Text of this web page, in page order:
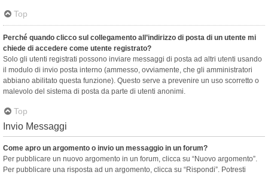
Top
Perché quando clicco sul collegamento all’indirizzo di posta di un utente mi
chiede di accedere come utente registrato?
Solo gli utenti registrati possono inviare messaggi di posta ad altri utenti usando
il modulo di invio posta interno (ammesso, ovviamente, che gli amministratori
abbiano abilitato questa funzione). Questo serve a prevenire un uso scorretto o
malevolo del sistema di posta da parte di utenti anonimi.
Top
Invio Messaggi
Come apro un argomento o invio un messaggio in un forum?
Per pubblicare un nuovo argomento in un forum, clicca su “Nuovo argomento”.
Per pubblicare una risposta ad un argomento, clicca su “Rispondi”. Potresti